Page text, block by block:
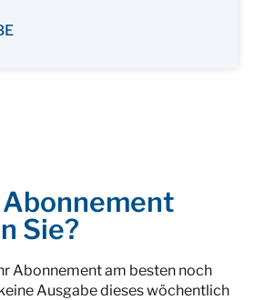
Sie?
Abonnement am besten noch
Ausgabe dieses wöchentlich